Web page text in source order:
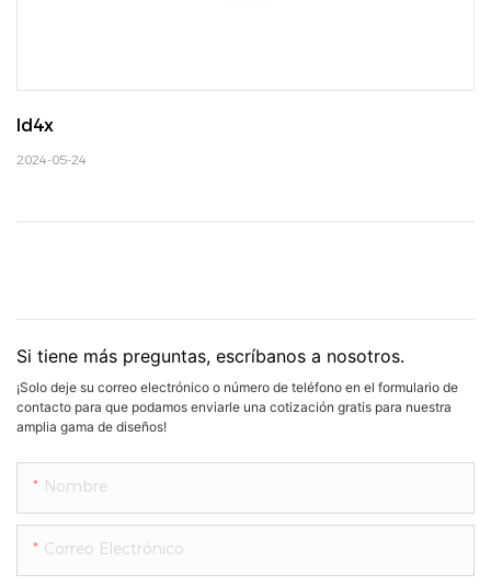
Id4x
2024-05-24
Si tiene más preguntas, escríbanos a nosotros.
¡Solo deje su correo electrónico o número de teléfono en el formulario de
contacto para que podamos enviarle una cotización gratis para nuestra
amplia gama de diseños!
Nombre
Correo Electrónico